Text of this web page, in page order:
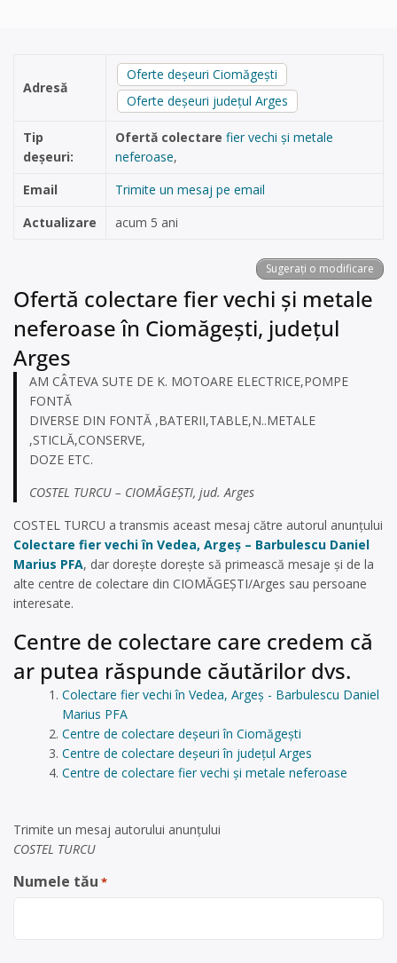
Adresă
Oferte deșeuri Ciomăgeşti
Oferte deșeuri județul Arges
Tip
deșeuri:
Ofertă colectare fier vechi și metale
neferoase,
Email
Trimite un mesaj pe email
Actualizare
acum 5 ani
Sugerați o modificare
Ofertă colectare fier vechi și metale
neferoase în Ciomăgeşti, județul
Arges
AM CÂTEVA SUTE DE K. MOTOARE ELECTRICE,POMPE
FONTĂ
DIVERSE DIN FONTĂ ,BATERII,TABLE,N..METALE
,STICLĂ,CONSERVE,
DOZE ETC.
COSTEL TURCU – CIOMĂGEȘTI, jud. Arges
COSTEL TURCU a transmis aceast mesaj către autorul anunțului
Colectare fier vechi în Vedea, Argeș – Barbulescu Daniel
Marius PFA, dar dorește dorește să primească mesaje și de la
alte centre de colectare din CIOMĂGEȘTI/Arges sau persoane
interesate.
Centre de colectare care credem că
ar putea răspunde căutărilor dvs.
Colectare fier vechi în Vedea, Argeș - Barbulescu Daniel
Marius PFA
Centre de colectare deșeuri în Ciomăgeşti
Centre de colectare deșeuri în județul Arges
Centre de colectare fier vechi și metale neferoase
Trimite un mesaj autorului anunţului
COSTEL TURCU
Numele tău *